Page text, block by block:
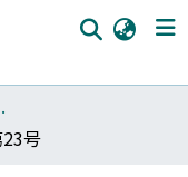
Institute
号